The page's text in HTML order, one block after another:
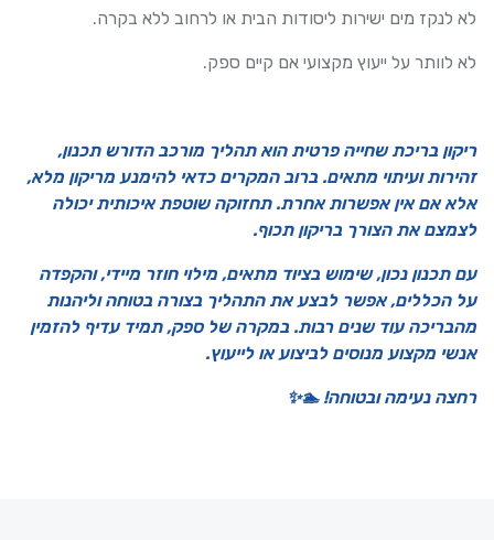
לא לנקז מים ישירות ליסודות הבית או לרחוב ללא בקרה.
לא לוותר על ייעוץ מקצועי אם קיים ספק.
ריקון בריכת שחייה פרטית הוא תהליך מורכב הדורש תכנון,
זהירות ועיתוי מתאים. ברוב המקרים כדאי להימנע מריקון מלא,
אלא אם אין אפשרות אחרת. תחזוקה שוטפת איכותית יכולה
לצמצם את הצורך בריקון תכוף.
עם תכנון נכון, שימוש בציוד מתאים, מילוי חוזר מיידי, והקפדה
על הכללים, אפשר לבצע את התהליך בצורה בטוחה וליהנות
מהבריכה עוד שנים רבות. במקרה של ספק, תמיד עדיף להזמין
אנשי מקצוע מנוסים לביצוע או לייעוץ.
רחצה נעימה ובטוחה! 🏊✨